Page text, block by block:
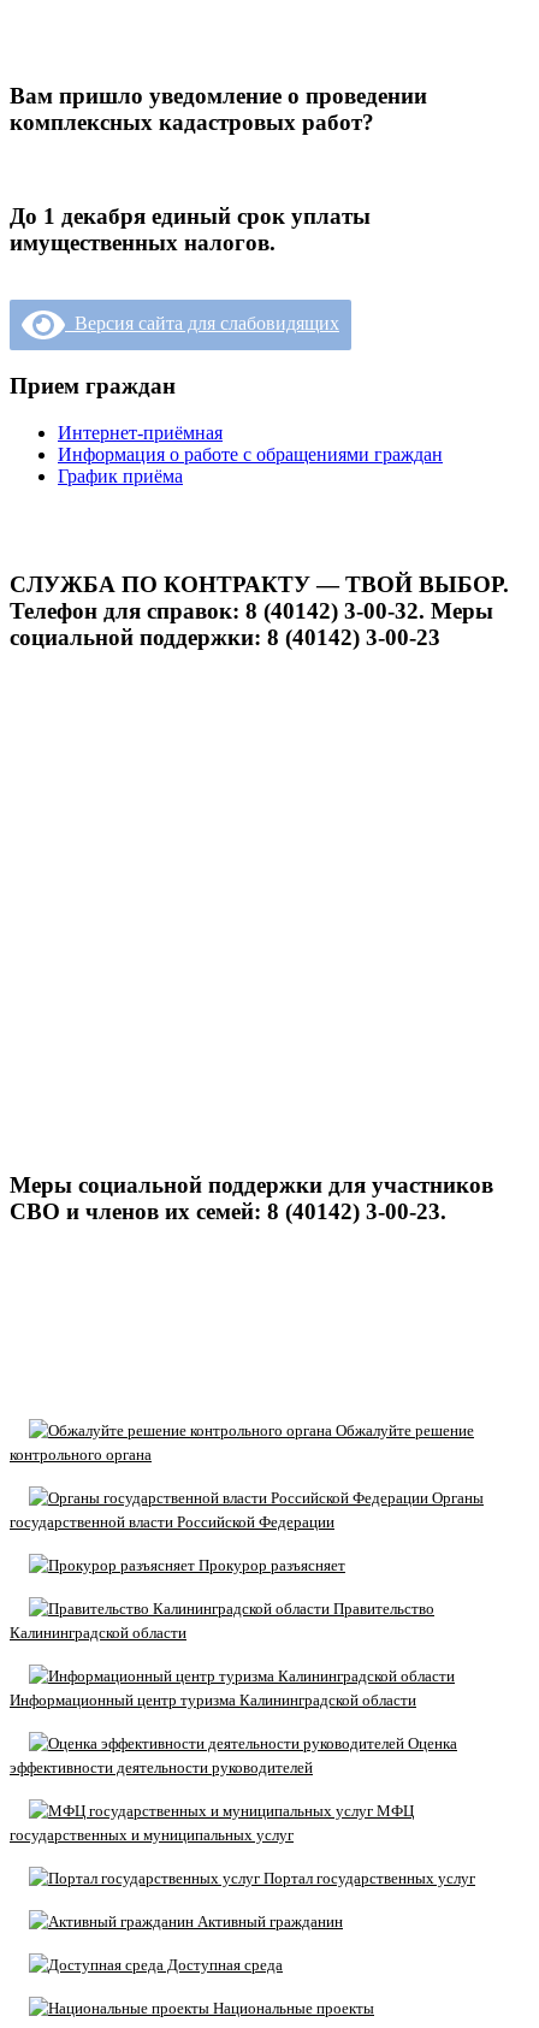
Вам пришло уведомление о проведении
комплексных кадастровых работ?
До 1 декабря единый срок уплаты
имущественных налогов.
Версия сайта для слабовидящих
Прием граждан
Интернет-приёмная
Информация о работе с обращениями граждан
График приёма
СЛУЖБА ПО КОНТРАКТУ — ТВОЙ ВЫБОР.
Телефон для справок: 8 (40142) 3-00-32. Меры
социальной поддержки: 8 (40142) 3-00-23
Меры социальной поддержки для участников
СВО и членов их семей: 8 (40142) 3-00-23.
Обжалуйте решение
контрольного органа
Органы
государственной власти Российской Федерации
Прокурор разъясняет
Правительство
Калининградской области
Информационный центр туризма Калининградской области
Оценка
эффективности деятельности руководителей
МФЦ
государственных и муниципальных услуг
Портал государственных услуг
Активный гражданин
Доступная среда
Национальные проекты